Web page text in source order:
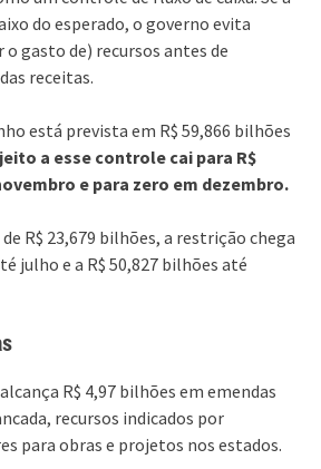
do esperado, o governo evita
gasto de) recursos antes de
receitas.
está prevista em R$ 59,866 bilhões
a esse controle cai para R$
e para zero em dezembro.
R$ 23,679 bilhões, a restrição chega
julho e a R$ 50,827 bilhões até
R$ 4,97 bilhões em emendas
recursos indicados por
para obras e projetos nos estados.